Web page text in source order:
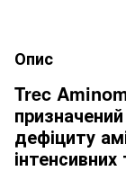
Опис
Trec
дефіциту